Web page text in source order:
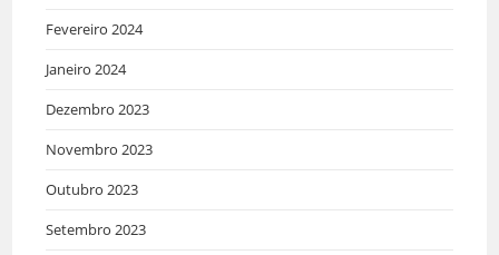
Fevereiro 2024
Janeiro 2024
Dezembro 2023
Novembro 2023
Outubro 2023
Setembro 2023